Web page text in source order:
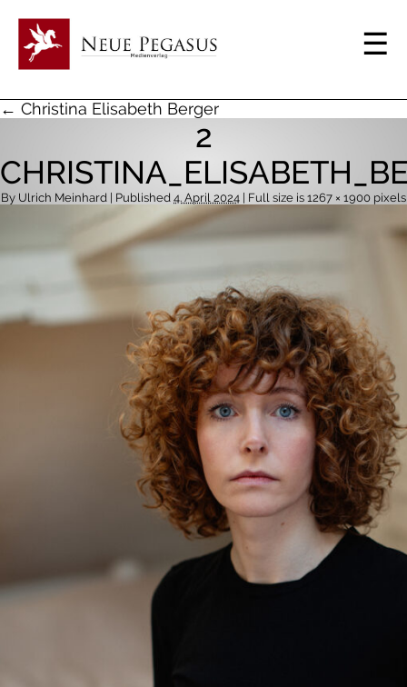
← Christina Elisabeth Berger
2
By Ulrich Meinhard | Published 4. April 2024 | Full size is 1267 × 1900 pixels